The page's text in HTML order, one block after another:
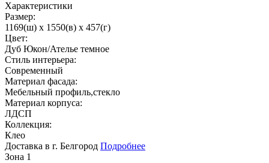
Характеристики
Размер:
1169(ш) x 1550(в) x 457(г)
Цвет:
Дуб Юкон/Ателье темное
Стиль интерьера:
Современный
Материал фасада:
Мебельный профиль,стекло
Материал корпуса:
ЛДСП
Коллекция:
Клео
Доставка в г. Белгород Подробнее
Зона 1